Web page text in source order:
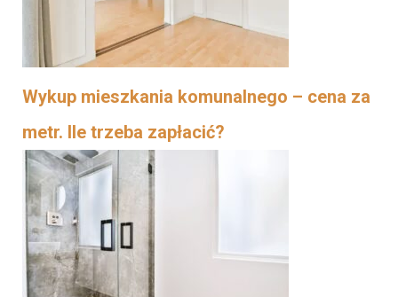
Wykup mieszkania komunalnego – cena za
metr. Ile trzeba zapłacić?